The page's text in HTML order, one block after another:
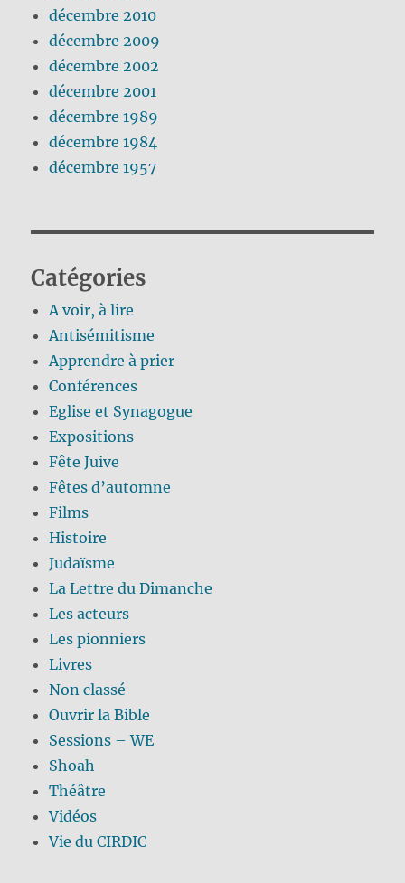
décembre 2010
décembre 2009
décembre 2002
décembre 2001
décembre 1989
décembre 1984
décembre 1957
Catégories
A voir, à lire
Antisémitisme
Apprendre à prier
Conférences
Eglise et Synagogue
Expositions
Fête Juive
Fêtes d’automne
Films
Histoire
Judaïsme
La Lettre du Dimanche
Les acteurs
Les pionniers
Livres
Non classé
Ouvrir la Bible
Sessions – WE
Shoah
Théâtre
Vidéos
Vie du CIRDIC